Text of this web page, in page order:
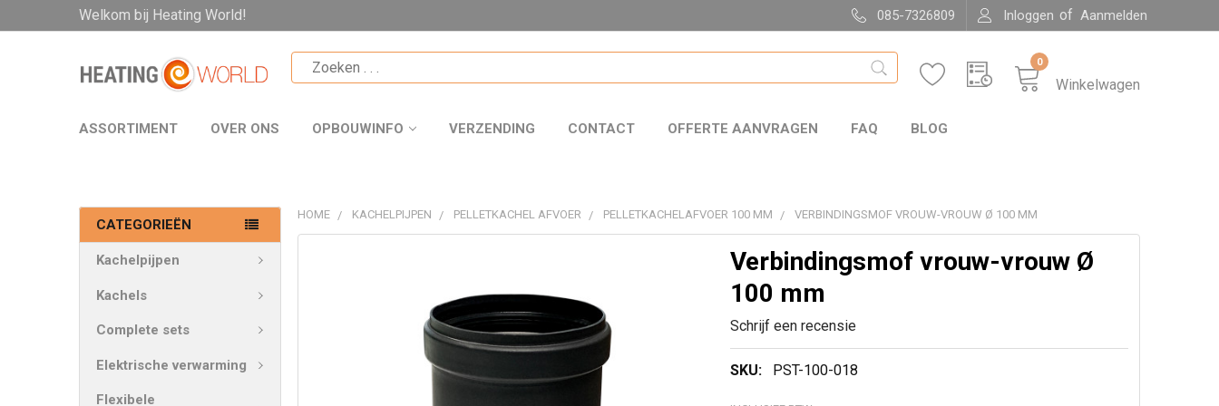
Welkom bij Heating World! 085-7326809 Inloggen of Aanmelden
Winkelwagen
0
ASSORTIMENT OVER ONS OPBOUWINFO VERZENDING CONTACT OFFERTE AANVRAGEN FAQ BLOG
CATEGORIEËN
Kachelpijpen
Kachels
Complete sets
Elektrische verwarming
Flexibele
HOME KACHELPIJPEN PELLETKACHEL AFVOER PELLETKACHELAFVOER 100 MM VERBINDINGSMOF VROUW-VROUW Ø 100 MM
Verbindingsmof vrouw-vrouw Ø
100 mm
Schrijf een recensie
SKU: PST-100-018